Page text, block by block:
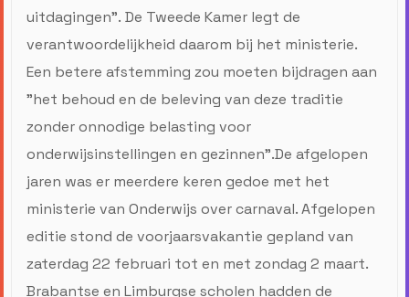
uitdagingen". De Tweede Kamer legt de
verantwoordelijkheid daarom bij het ministerie.
Een betere afstemming zou moeten bijdragen aan
"het behoud en de beleving van deze traditie
zonder onnodige belasting voor
onderwijsinstellingen en gezinnen".De afgelopen
jaren was er meerdere keren gedoe met het
ministerie van Onderwijs over carnaval. Afgelopen
editie stond de voorjaarsvakantie gepland van
zaterdag 22 februari tot en met zondag 2 maart.
Brabantse en Limburgse scholen hadden de